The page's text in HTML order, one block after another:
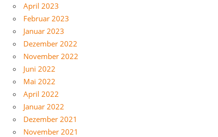
April 2023
Februar 2023
Januar 2023
Dezember 2022
November 2022
Juni 2022
Mai 2022
April 2022
Januar 2022
Dezember 2021
November 2021